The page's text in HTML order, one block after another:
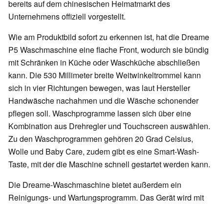
bereits auf dem chinesischen Heimatmarkt des
Unternehmens offiziell vorgestellt.
Wie am Produktbild sofort zu erkennen ist, hat die Dreame
P5 Waschmaschine eine flache Front, wodurch sie bündig
mit Schränken in Küche oder Waschküche abschließen
kann. Die 530 Millimeter breite Weitwinkeltrommel kann
sich in vier Richtungen bewegen, was laut Hersteller
Handwäsche nachahmen und die Wäsche schonender
pflegen soll. Waschprogramme lassen sich über eine
Kombination aus Drehregler und Touchscreen auswählen.
Zu den Waschprogrammen gehören 20 Grad Celsius,
Wolle und Baby Care, zudem gibt es eine Smart-Wash-
Taste, mit der die Maschine schnell gestartet werden kann.
Die Dreame-Waschmaschine bietet außerdem ein
Reinigungs- und Wartungsprogramm. Das Gerät wird mit